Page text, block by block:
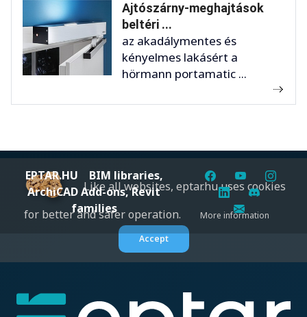
Ajtószárny-meghajtások
beltéri ...
az akadálymentes és
kényelmes lakásért a
hörmann portamatic ...
EPTAR.HU BIM libraries,
ArchiCAD Add-ons, Revit
families
Like all websites, eptar.hu uses cookies
for better and safer operation.
More information
Accept